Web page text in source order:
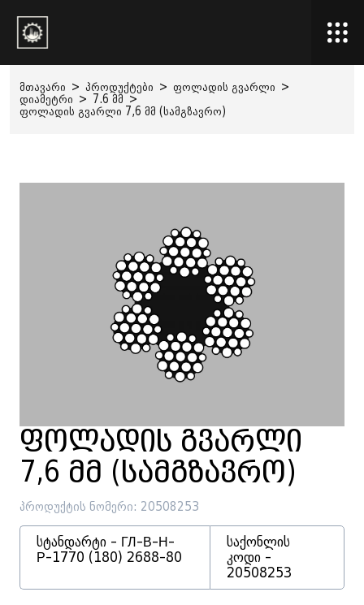
მთავარი > პროდუქტები > ფოლადის გვარლი >
დიამეტრი > 7.6 მმ >
ფოლადის გვარლი 7,6 მმ (სამგზავრო)
ფოლადის გვარლი
7,6 მმ (სამგზავრო)
პროდუქტის ნომერი: 20508253
სტანდარტი - ГЛ-В-Н-
Р-1770 (180) 2688-80
საქონლის
კოდი -
20508253